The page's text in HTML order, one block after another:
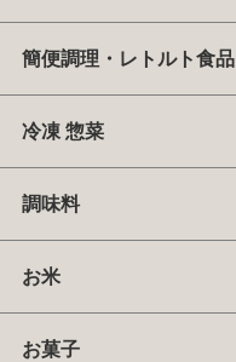
簡便調理・レトルト食品
冷凍 惣菜
調味料
お米
お菓子